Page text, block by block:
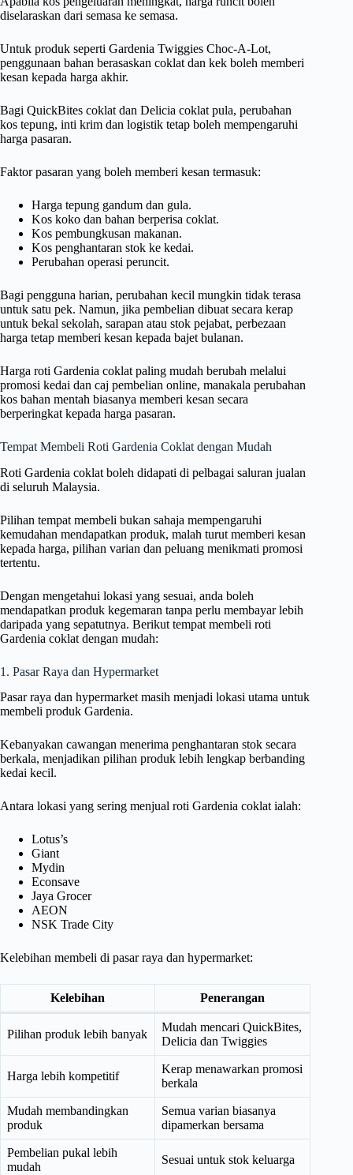
diselaraskan dari semasa ke semasa.
Untuk produk seperti Gardenia Twiggies Choc-A-Lot,
penggunaan bahan berasaskan coklat dan kek boleh memberi
kesan kepada harga akhir.
Bagi QuickBites coklat dan Delicia coklat pula, perubahan
kos tepung, inti krim dan logistik tetap boleh mempengaruhi
harga pasaran.
Faktor pasaran yang boleh memberi kesan termasuk:
Harga tepung gandum dan gula.
Kos koko dan bahan berperisa coklat.
Kos pembungkusan makanan.
Kos penghantaran stok ke kedai.
Perubahan operasi peruncit.
Bagi pengguna harian, perubahan kecil mungkin tidak terasa
untuk satu pek. Namun, jika pembelian dibuat secara kerap
untuk bekal sekolah, sarapan atau stok pejabat, perbezaan
harga tetap memberi kesan kepada bajet bulanan.
Harga roti Gardenia coklat paling mudah berubah melalui
promosi kedai dan caj pembelian online, manakala perubahan
kos bahan mentah biasanya memberi kesan secara
berperingkat kepada harga pasaran.
Tempat Membeli Roti Gardenia Coklat dengan Mudah
Roti Gardenia coklat boleh didapati di pelbagai saluran jualan
di seluruh Malaysia.
Pilihan tempat membeli bukan sahaja mempengaruhi
kemudahan mendapatkan produk, malah turut memberi kesan
kepada harga, pilihan varian dan peluang menikmati promosi
tertentu.
Dengan mengetahui lokasi yang sesuai, anda boleh
mendapatkan produk kegemaran tanpa perlu membayar lebih
daripada yang sepatutnya. Berikut tempat membeli roti
Gardenia coklat dengan mudah:
1. Pasar Raya dan Hypermarket
Pasar raya dan hypermarket masih menjadi lokasi utama untuk
membeli produk Gardenia.
Kebanyakan cawangan menerima penghantaran stok secara
berkala, menjadikan pilihan produk lebih lengkap berbanding
kedai kecil.
Antara lokasi yang sering menjual roti Gardenia coklat ialah:
Lotus’s
Giant
Mydin
Econsave
Jaya Grocer
AEON
NSK Trade City
Kelebihan membeli di pasar raya dan hypermarket:
Kelebihan Penerangan
Pilihan produk lebih banyak
Mudah mencari QuickBites,
Delicia dan Twiggies
Harga lebih kompetitif
Kerap menawarkan promosi
berkala
Mudah membandingkan
produk
Semua varian biasanya
dipamerkan bersama
Pembelian pukal lebih
mudah
Sesuai untuk stok keluarga